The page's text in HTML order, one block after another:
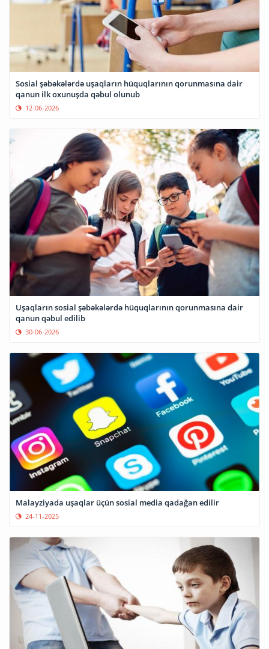
Sosial şəbəkələrdə uşaqların hüquqlarının qorunmasına dair
qanun ilk oxunuşda qəbul olunub
12-06-2026
Uşaqların sosial şəbəkələrdə hüquqlarının qorunmasına dair
qanun qəbul edilib
30-06-2026
Malayziyada uşaqlar üçün sosial media qadağan edilir
24-11-2025